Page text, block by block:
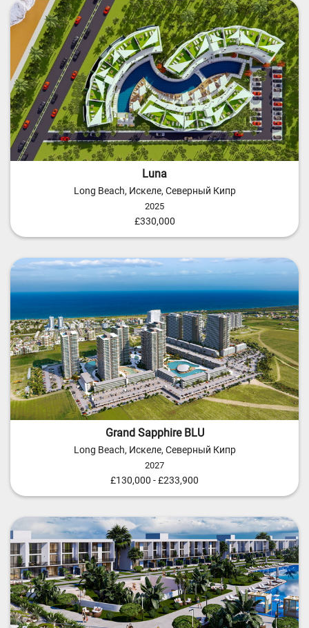
Luna
Long Beach, Искеле, Северный Кипр
2025
£330,000
Grand Sapphire BLU
Long Beach, Искеле, Северный Кипр
2027
£130,000 - £233,900